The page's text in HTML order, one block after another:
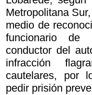
Metropolitana
medio de
funcionario
conductor del
infracción
cautelares, por
pedir prisión